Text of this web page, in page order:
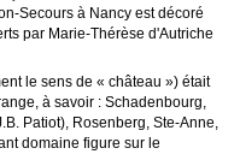
Secours à Nancy est décoré
par Marie-Thérèse d'Autriche
le sens de « château ») était
à savoir : Schadenbourg,
Patiot), Rosenberg, Ste-Anne,
domaine figure sur le